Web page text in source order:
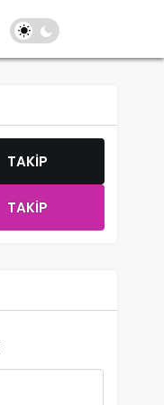
TAKIP
TAKIP